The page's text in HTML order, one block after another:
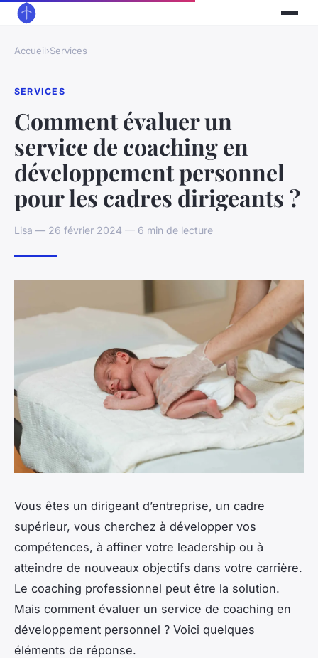
Accueil›Services
SERVICES
Comment évaluer un
service de coaching en
développement personnel
pour les cadres dirigeants ?
Lisa — 26 février 2024 — 6 min de lecture
Vous êtes un dirigeant d’entreprise, un cadre
supérieur, vous cherchez à développer vos
compétences, à affiner votre leadership ou à
atteindre de nouveaux objectifs dans votre carrière.
Le coaching professionnel peut être la solution.
Mais comment évaluer un service de coaching en
développement personnel ? Voici quelques
éléments de réponse.